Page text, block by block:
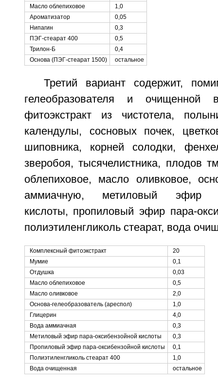
Масло облепиховое
1,0
Ароматизатор
0,05
Нипагин
0,3
ПЭГ-стеарат 400
0,5
Трилон-Б
0,4
Основа (ПЭГ-стеарат 1500)
остальное
Третий вариант содержит,
гелеобразователя и очищенной
фитоэкстракт из чистотела,
календулы, сосновых почек,
шиповника, корней солодки,
зверобоя, тысячелистника, плодов
облепиховое, масло оливковое,
аммиачную, метиловый эфир
кислоты, пропиловый эфир пара-
полиэтиленгликоль стеарат, вода
Комплексный фитоэкстракт
20
Мумие
0,1
Отдушка
0,03
Масло облепиховое
0,5
Масло оливковое
2,0
Основа-гелеобразователь (ареспол)
1,0
Глицерин
4,0
Вода аммиачная
0,3
Метиловый эфир пара-оксибензойной кислоты
0,3
Пропиловый эфир пара-оксибензойной кислоты
0,1
Полиэтиленгликоль стеарат 400
1,0
Вода очищенная
остальное